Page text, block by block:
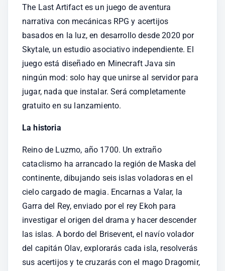
The Last Artifact es un juego de aventura
narrativa con mecánicas RPG y acertijos
basados en la luz, en desarrollo desde 2020 por
Skytale, un estudio asociativo independiente. El
juego está diseñado en Minecraft Java sin
ningún mod: solo hay que unirse al servidor para
jugar, nada que instalar. Será completamente
gratuito en su lanzamiento.
La historia
Reino de Luzmo, año 1700. Un extraño
cataclismo ha arrancado la región de Maska del
continente, dibujando seis islas voladoras en el
cielo cargado de magia. Encarnas a Valar, la
Garra del Rey, enviado por el rey Ekoh para
investigar el origen del drama y hacer descender
las islas. A bordo del Brisevent, el navío volador
del capitán Olav, explorarás cada isla, resolverás
sus acertijos y te cruzarás con el mago Dragomir,